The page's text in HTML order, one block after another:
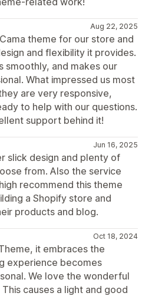
Aug 22, 2025
theme for our store and
and flexibility it provides.
smoothly, and makes our
What impressed us most
are very responsive,
to help with our questions.
support behind it!
Jun 16, 2025
slick design and plenty of
from. Also the service
recommend this theme
a Shopify store and
products and blog.
Oct 18, 2024
it embraces the
experience becomes
We love the wonderful
causes a light and good